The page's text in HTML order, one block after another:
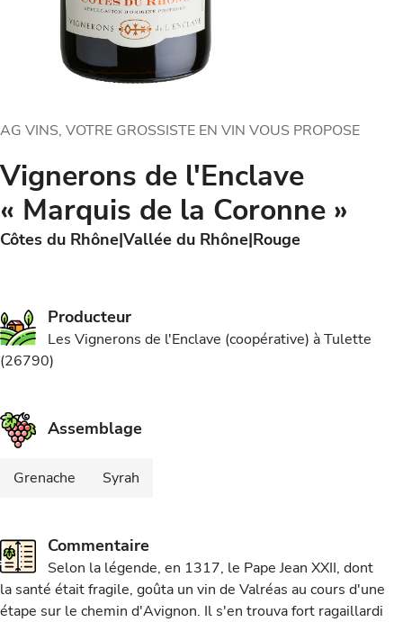
AG VINS, VOTRE GROSSISTE EN VIN VOUS PROPOSE
Vignerons de l'Enclave
« Marquis de la Coronne »
Côtes du Rhône Vallée du Rhône Rouge
Producteur
Les Vignerons de l'Enclave (coopérative) à Tulette
(26790)
Assemblage
Grenache Syrah
Commentaire
Selon la légende, en 1317, le Pape Jean XXII, dont
la santé était fragile, goûta un vin de Valréas au cours d'une
étape sur le chemin d'Avignon. Il s'en trouva fort ragaillardi